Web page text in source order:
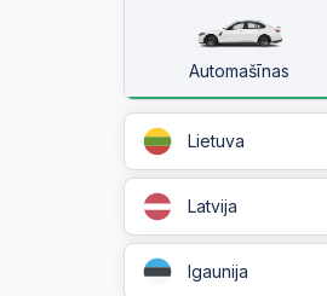
Automašīnas
Lietuva
Latvija
Igaunija